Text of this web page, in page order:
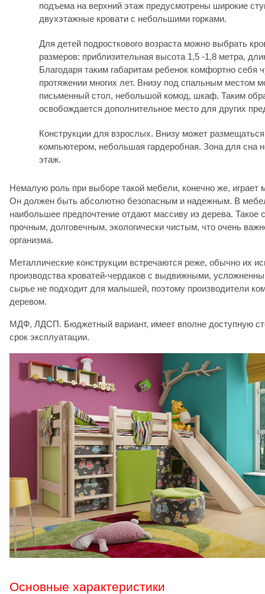
подъема на верхний этаж предусмотрены широкие
двухэтажные кровати с небольшими горками.
Для детей подросткового возраста можно выбрать
размеров: приблизительная высота 1,5 -1,8 метра,
Благодаря таким габаритам ребенок комфортно себя
протяжении многих лет. Внизу под спальным местом
письменный стол, небольшой комод, шкаф. Таким
освобождается дополнительное место для других
Конструкции для взрослых. Внизу может
компьютером, небольшая гардеробная. Зона для сна
этаж.
Немалую роль при выборе такой мебели, конечно же, играет
Он должен быть абсолютно безопасным и надежным. В
наибольшее предпочтение отдают массиву из дерева. Такое
прочным, долговечным, экологически чистым, что очень
организма.
Металлические конструкции встречаются реже, обычно их
производства кроватей-чердаков с выдвижными,
сырье не подходит для малышей, поэтому производители
деревом.
МДФ, ЛДСП. Бюджетный вариант, имеет вполне доступную
срок эксплуатации.
Основные характеристики